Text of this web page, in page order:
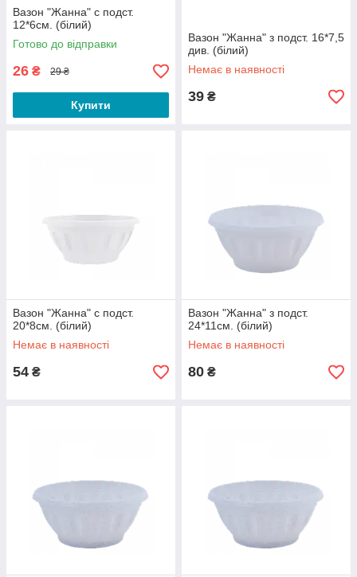
Вазон "Жанна" с подст.
12*6см. (білий)
Готово до відправки
26 ₴ 29 ₴
Купити
Вазон "Жанна" з подст. 16*7,5
див. (білий)
Немає в наявності
39 ₴
Вазон "Жанна" с подст.
20*8см. (білий)
Немає в наявності
54 ₴
Вазон "Жанна" з подст.
24*11см. (білий)
Немає в наявності
80 ₴